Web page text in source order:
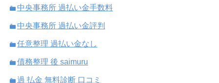
中央事務所 過払い金手数料
中央事務所 過払い金評判
任意整理 過払い金なし
債務整理 後 saimuru
過 払金 無料診断 口コミ